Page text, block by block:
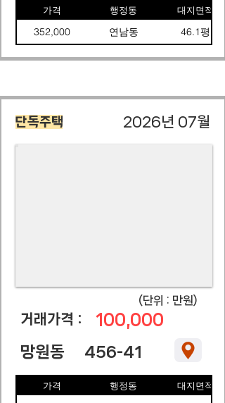
가격 행정동 대지면적
352,000 연남동 46.1평
단독주택 2026년 07월
​(단위 : 만원)
​거래가격 : 100,000
망원동 456-41
가격 행정동 대지면적